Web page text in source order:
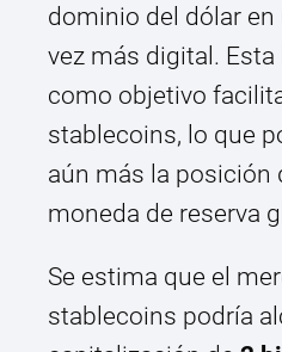
dominio del dólar
vez más digital.
como objetivo
stablecoins, lo que
aún más la posición
moneda de reserva
Se estima que el
stablecoins podría